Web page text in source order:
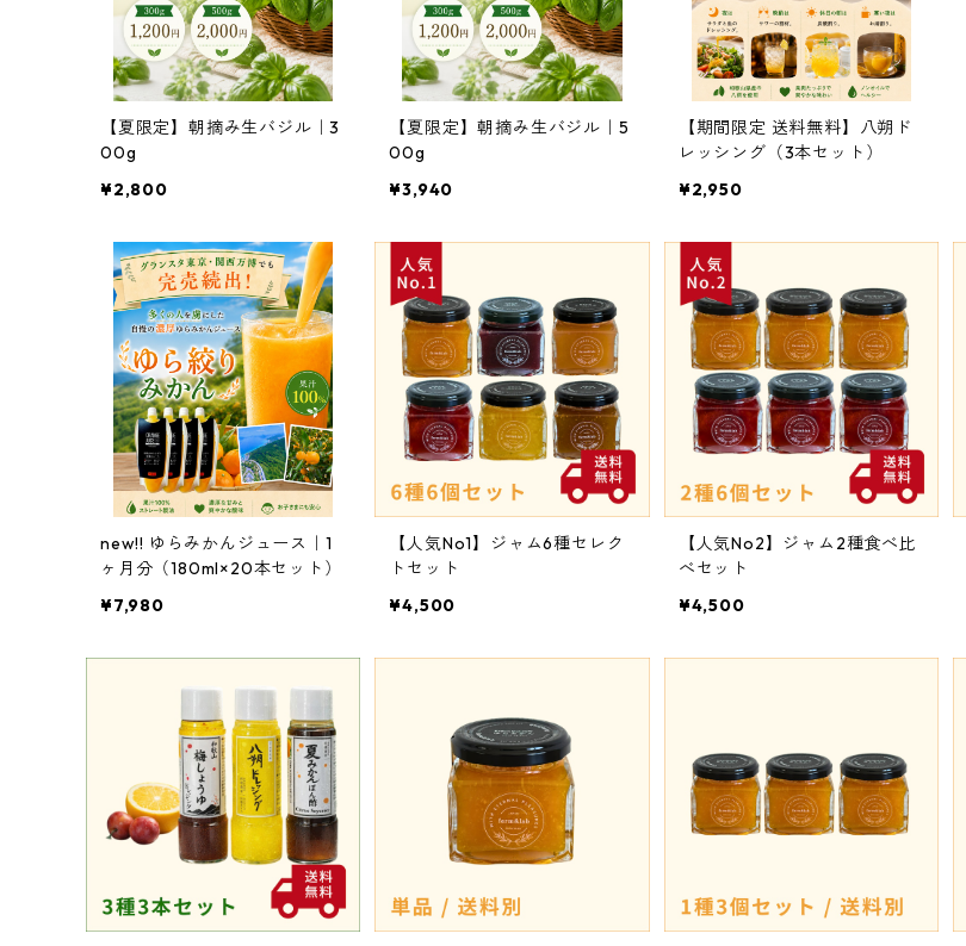
【夏限定】朝摘み生バジル｜3
00g
¥2,800
【夏限定】朝摘み生バジル｜5
00g
¥3,940
【期間限定 送料無料】八朔ド
レッシング（3本セット）
¥2,950
new!! ゆらみかんジュース｜1
ヶ月分（180ml×20本セット）
¥7,980
【人気No1】ジャム6種セレク
トセット
¥4,500
【人気No2】ジャム2種食べ比
べセット
¥4,500